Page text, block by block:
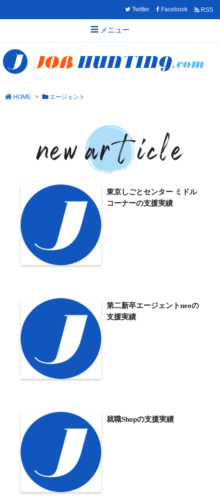
メニュー
Twitter Facebook RSS
HOME > エージェント
東京しごとセンター ミドル
コーナーの支援実績
第二新卒エージェントneoの
支援実績
就職Shopの支援実績